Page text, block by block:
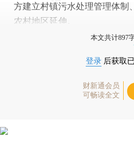
方建立村镇污水处理管理体制
农村地区延伸。
本文共计897
登录 后获取
财新通会员
可畅读全文